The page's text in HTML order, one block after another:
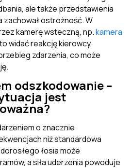
ale także przedstawienia
zachował ostrożność. W
kamerę wsteczną, np.kamera
widać reakcję kierowcy,
zdarzenia, co może
odszkodowanie –
jest
o znacznie
niż standardowa
łosia może
a siła uderzenia powoduje